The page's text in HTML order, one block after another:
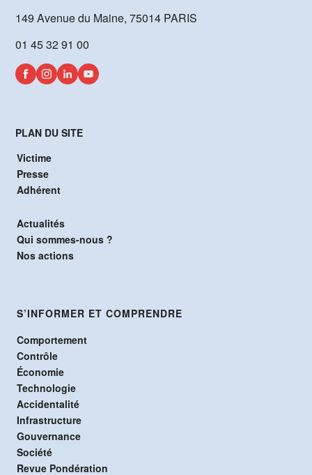
149 Avenue du Maine, 75014 PARIS
01 45 32 91 00
PLAN DU SITE
Victime
Presse
Adhérent
Actualités
Qui sommes-nous ?
Nos actions
S’INFORMER ET COMPRENDRE
Comportement
Contrôle
Économie
Technologie
Accidentalité
Infrastructure
Gouvernance
Société
Revue Pondération